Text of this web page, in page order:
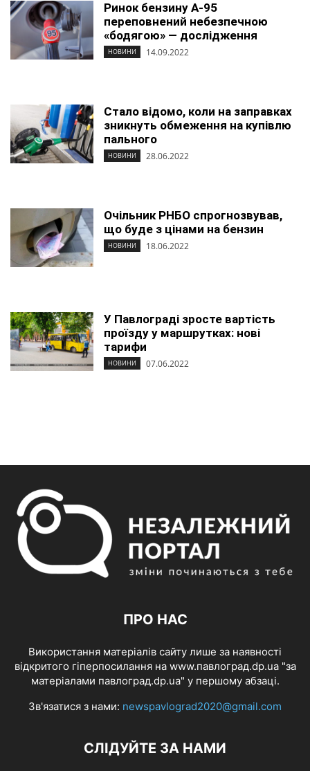
Ринок бензину А-95
переповнений небезпечною
«бодягою» — дослідження
НОВИНИ 14.09.2022
Стало відомо, коли на заправках
зникнуть обмеження на купівлю
пального
НОВИНИ 28.06.2022
Очільник РНБО спрогнозвував,
що буде з цінами на бензин
НОВИНИ 18.06.2022
У Павлограді зросте вартість
проїзду у маршрутках: нові
тарифи
НОВИНИ 07.06.2022
ПРО НАС
Використання матеріалів сайту лише за наявності
відкритого гіперпосилання на www.павлоград.dp.ua "за
матеріалами павлоград.dp.ua" у першому абзаці.
Зв'язатися з нами: newspavlograd2020@gmail.com
СЛІДУЙТЕ ЗА НАМИ